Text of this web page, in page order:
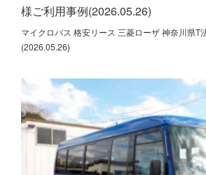
様ご利用事例(2026.05.26)
マイクロバス 格安リース 三菱ローザ 神奈川県T
(2026.05.26)